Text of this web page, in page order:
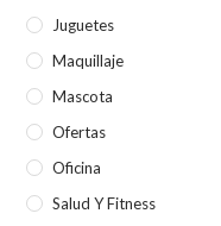
Juguetes
Maquillaje
Mascota
Ofertas
Oficina
Salud Y Fitness